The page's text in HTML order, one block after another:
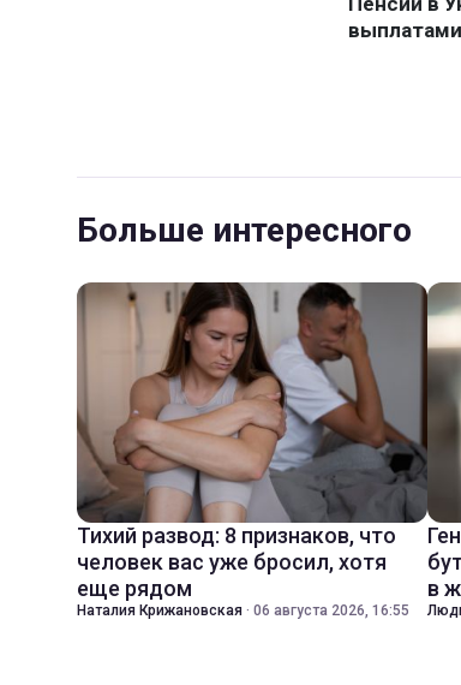
Больше интересного
Тихий развод: 8 признаков, что
человек вас уже бросил, хотя
еще рядом
Наталия Крижановская · 06 августа 2026, 16:55
в